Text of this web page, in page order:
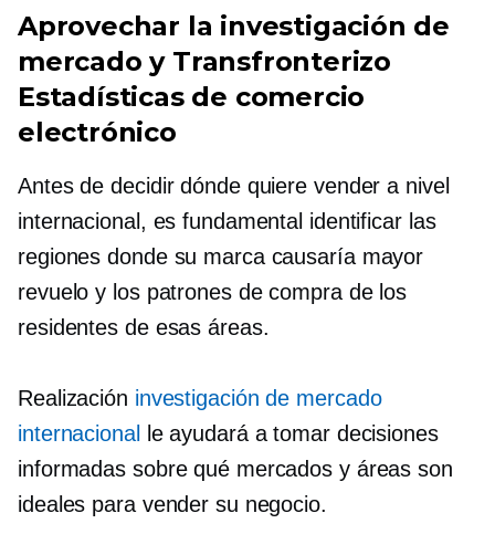
Aprovechar la investigación de
mercado y Transfronterizo
Estadísticas de comercio
electrónico
Antes de decidir dónde quiere vender a nivel
internacional, es fundamental identificar las
regiones donde su marca causaría mayor
revuelo y los patrones de compra de los
residentes de esas áreas.
Realización investigación de mercado
internacional
le ayudará a tomar decisiones
informadas sobre qué mercados y áreas son
ideales para vender su negocio.